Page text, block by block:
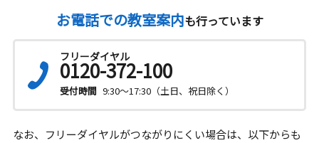
お電話での教室案内も行っています
フリーダイヤル
0120-372-100
受付時間 9:30～17:30（土日、祝日除く）
なお、フリーダイヤルがつながりにくい場合は、以下からも